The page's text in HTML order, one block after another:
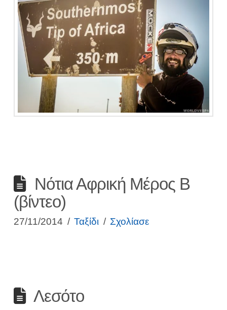
Νότια Αφρική Μέρος Β
(βίντεο)
27/11/2014 Ταξίδι Σχολίασε
Λεσότο